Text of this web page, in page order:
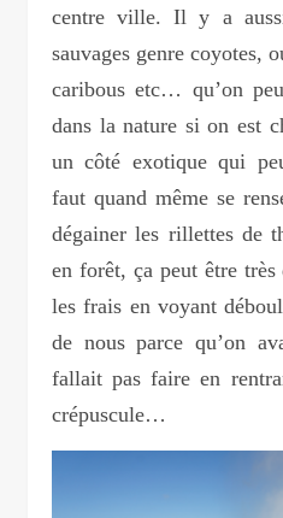
centre ville. Il y a aussi
sauvages genre coyotes,
caribous etc… qu’on
dans la nature si on est
un côté exotique qui
faut quand même se
dégainer les rillettes de
en forêt, ça peut être
les frais en voyant
de nous parce qu’on
fallait pas faire en
crépuscule…